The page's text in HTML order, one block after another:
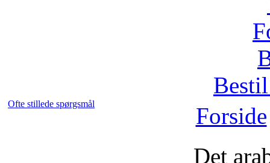
Ofte stillede spørgsmål Forside
Det